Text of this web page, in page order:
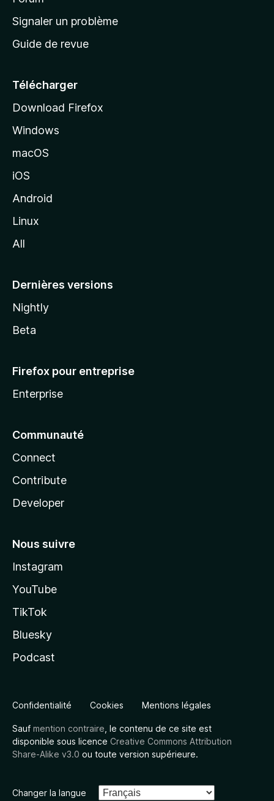
a
c
e
l
d
o
z
l
Signaler un problème
Guide de revue
Télécharger
Download Firefox
Windows
macOS
iOS
Android
Linux
All
Dernières versions
Nightly
Beta
Firefox pour entreprise
Enterprise
Communauté
Connect
Contribute
Developer
Nous suivre
Instagram
YouTube
TikTok
Bluesky
Podcast
Confidentialité Cookies Mentions légales
Sauf mention contraire , le contenu de ce site est
disponible sous licence Creative Commons Attribution
Share-Alike v3.0 ou toute version supérieure.
Changer la langue